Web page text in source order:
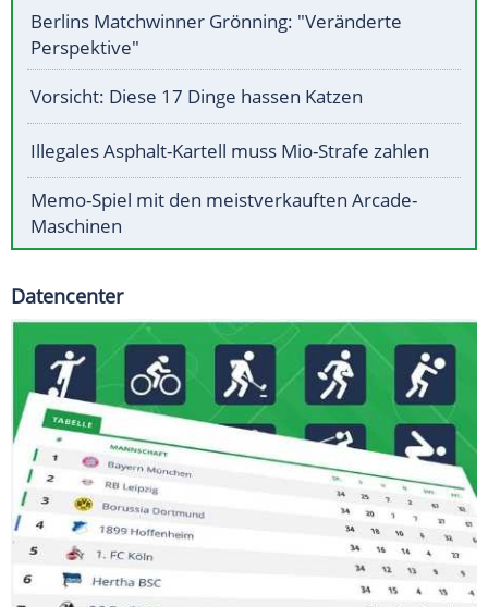
Berlins Matchwinner Grönning: "Veränderte
Perspektive"
Vorsicht: Diese 17 Dinge hassen Katzen
Illegales Asphalt-Kartell muss Mio-Strafe zahlen
Memo-Spiel mit den meistverkauften Arcade-
Maschinen
Datencenter